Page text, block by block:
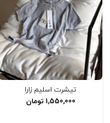
تیشرت اسلیم زارا
1,550,000 تومان